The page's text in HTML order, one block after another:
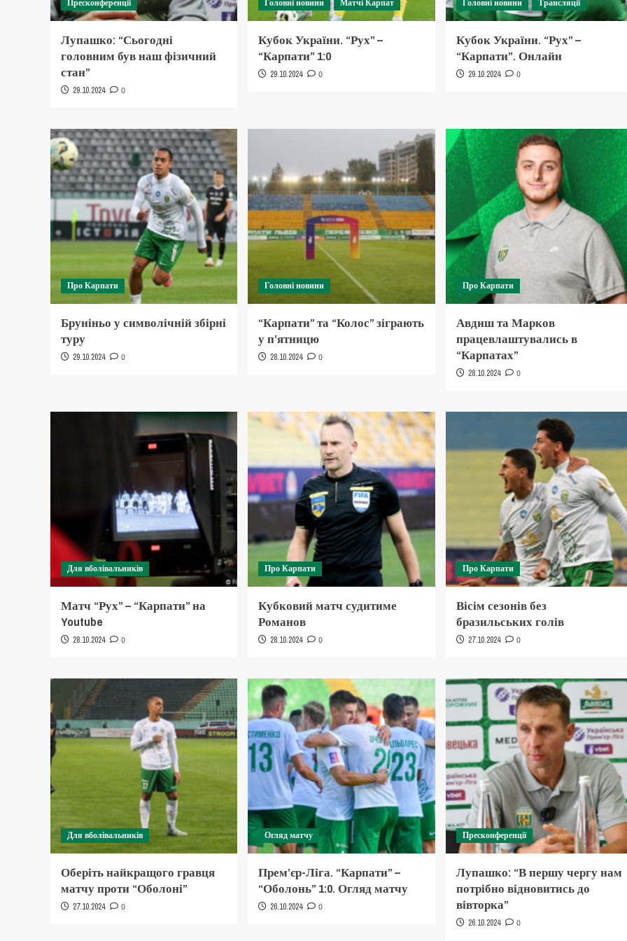
Пресконференції
Лупашко: “Сьогодні
головним був наш фізичний
стан”
29.10.2024 0
Головні новини Матчі Карпат
Кубок України. “Рух” –
“Карпати” 1:0
29.10.2024 0
Головні новини Трансляції
Кубок України. “Рух” –
“Карпати”. Онлайн
29.10.2024 0
Про Карпати
Бруніньо у символічній збірні
туру
29.10.2024 0
Головні новини
“Карпати” та “Колос” зіграють
у п’ятницю
28.10.2024 0
Про Карпати
Авдиш та Марков
працевлаштувались в
“Карпатах”
28.10.2024 0
Для вболівальників
Матч “Рух” – “Карпати” на
Youtube
28.10.2024 0
Про Карпати
Кубковий матч судитиме
Романов
28.10.2024 0
Про Карпати
Вісім сезонів без
бразильських голів
27.10.2024 0
Для вболівальників
Оберіть найкращого гравця
матчу проти “Оболоні”
27.10.2024 0
Огляд матчу
Прем’єр-Ліга. “Карпати” –
“Оболонь” 1:0. Огляд матчу
26.10.2024 0
Пресконференції
Лупашко: “В першу чергу нам
потрібно відновитись до
вівторка”
26.10.2024 0